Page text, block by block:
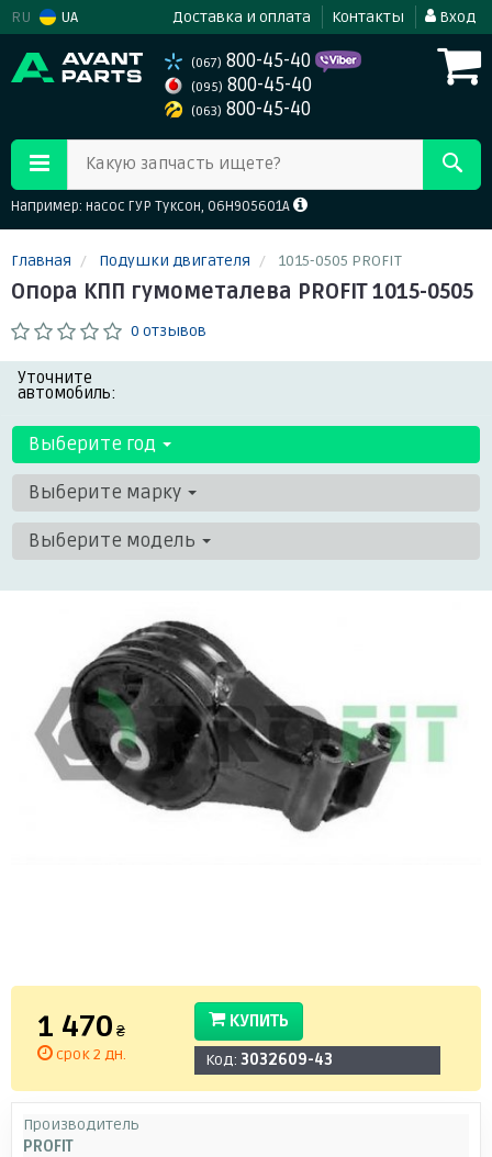
RU UA Доставка и оплата Контакты Вход
(067) 800-45-40
(095) 800-45-40
(063) 800-45-40
Какую запчасть ищете?
Например: насос ГУР Туксон, 06H905601A
Главная Подушки двигателя 1015-0505 PROFIT
Опора КПП гумометалева PROFIT 1015-0505
0 отзывов
Уточните
автомобиль:
Выберите год
Выберите марку
Выберите модель
1 470 ₴
срок 2 дн.
КУПИТЬ
Код: 3032609-43
Производитель
PROFIT